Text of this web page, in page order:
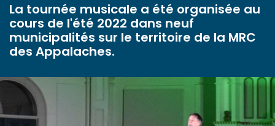
La tournée musicale a été organisée au
cours de l'été 2022 dans neuf
municipalités sur le territoire de la MRC
des Appalaches.